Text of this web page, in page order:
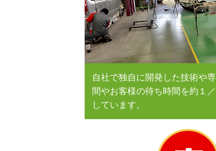
自社で独自に開発した技術や
間やお客様の待ち時間を約１
しています。